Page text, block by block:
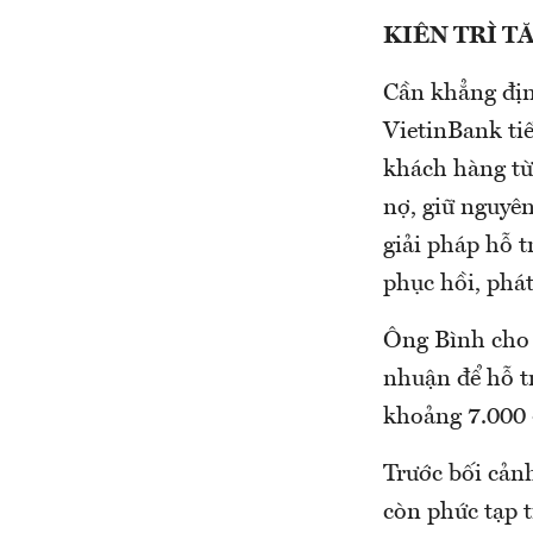
KIÊN TRÌ
Cần khẳng
VietinBank
khách hàng
nợ, giữ
giải pháp hỗ
phục hồi,
Ông Bình
nhuận để hỗ
khoảng 7.000
Trước bối
còn phức tạp